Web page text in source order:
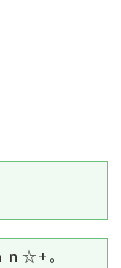
☆+。